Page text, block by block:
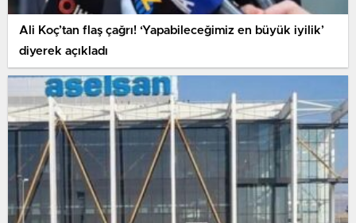
Ali Koç’tan flaş çağrı! ‘Yapabileceğimiz en büyük iyilik’
diyerek açıkladı